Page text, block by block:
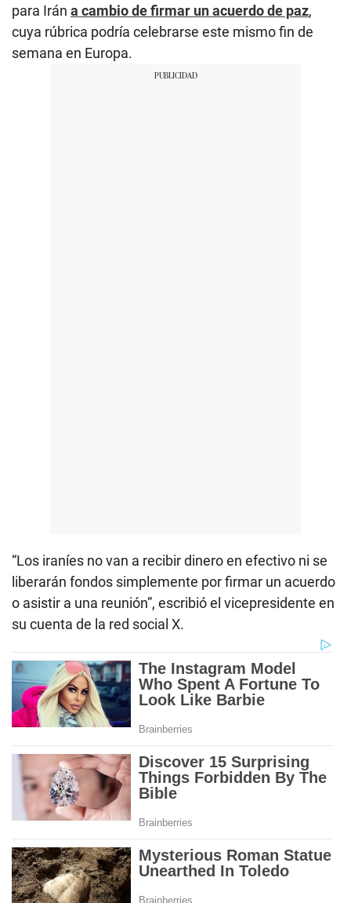
para Irán a cambio de firmar un acuerdo de paz,
cuya rúbrica podría celebrarse este mismo fin de
semana en Europa.
“Los iraníes no van a recibir dinero en efectivo ni se
liberarán fondos simplemente por firmar un acuerdo
o asistir a una reunión”, escribió el vicepresidente en
su cuenta de la red social X.